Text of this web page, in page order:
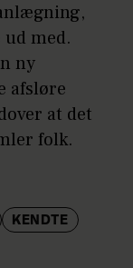
ud med.
ny
afsløre
at det
folk.
KENDTE